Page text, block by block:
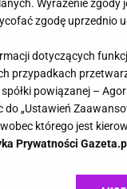
Wyrażenie zgody
zgodę uprzednio
dotyczących
przypadkach
powiązanej –
„Ustawień
którego jest
Prywatności Gazeta.pl